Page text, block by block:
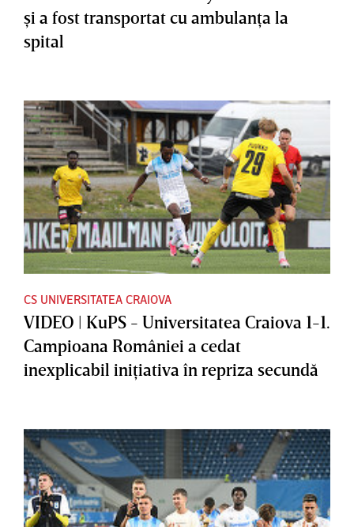
şi a fost transportat cu ambulanţa la
spital
CS UNIVERSITATEA CRAIOVA
VIDEO | KuPS - Universitatea Craiova 1-1.
Campioana României a cedat
inexplicabil iniţiativa în repriza secundă